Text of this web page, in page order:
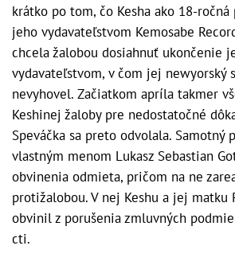
krátko po tom, čo Kesha ako 18-
jeho vydavateľstvom Kemosabe
chcela žalobou dosiahnuť ukončenie
vydavateľstvom, v čom jej newyorský
nevyhovel. Začiatkom apríla takmer
Keshinej žaloby pre nedostatočné
Speváčka sa preto odvolala. Samotný
vlastným menom Lukasz Sebastian
obvinenia odmieta, pričom na ne
protižalobou. V nej Keshu a jej matku
obvinil z porušenia zmluvných
cti.